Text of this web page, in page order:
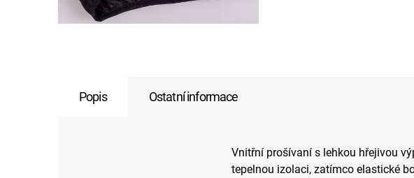
Popis Ostatní informace
Vnitřní prošívaní s lehkou hřejivou
tepelnou izolaci, zatímco elastické